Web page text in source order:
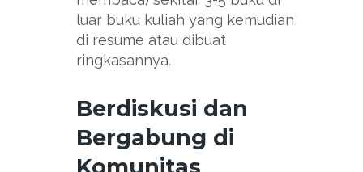
luar buku kuliah yang kemudian
di resume atau dibuat
ringkasannya.
Berdiskusi dan
Bergabung di
Komunitas